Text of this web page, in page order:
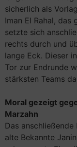
sicherlich als
Iman El Rahal, das
setzte sich
rechts durch und
lange Eck. Dieser
Tor zur Endrunde
stärksten Teams
Moral gezeigt
Marzahn
Das
alte Bekannte